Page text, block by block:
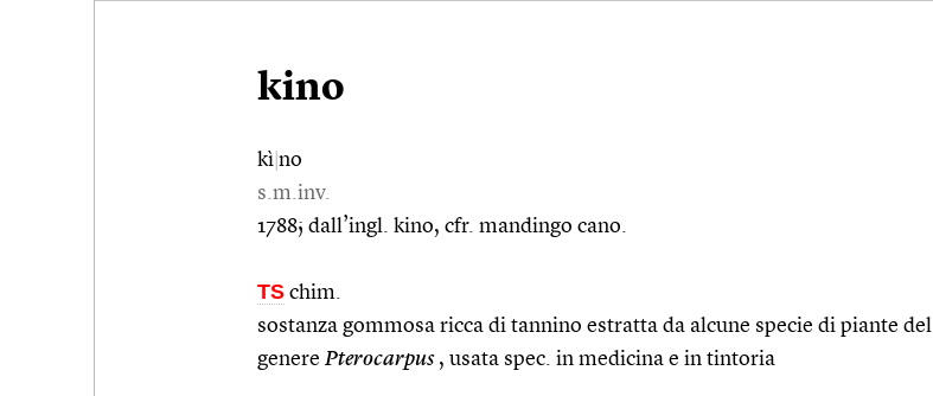
kino
kì no
s.m.inv.
1788; dall’ingl. kino, cfr. mandingo cano.
TS chim.
sostanza gommosa ricca di tannino estratta da alcune specie di piante del
genere Pterocarpus, usata spec. in medicina e in tintoria